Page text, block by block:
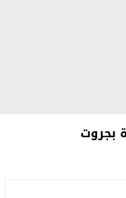
بجروت